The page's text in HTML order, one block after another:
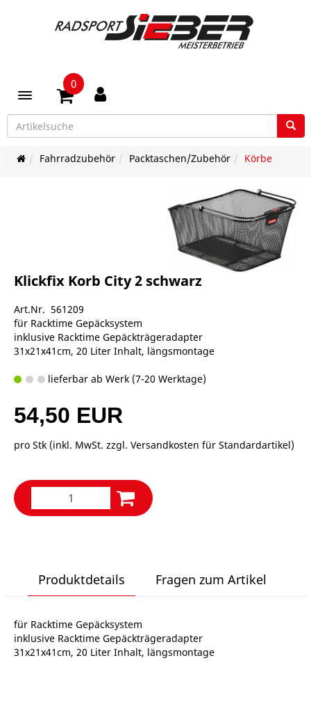
Toggle navigation
0
Fahrradzubehör Packtaschen/Zubehör Körbe
Klickfix Korb City 2 schwarz
Art.Nr. 561209
für Racktime Gepäcksystem
inklusive Racktime Gepäckträgeradapter
31x21x41cm, 20 Liter Inhalt, längsmontage
lieferbar ab Werk (7-20 Werktage)
54,50 EUR
pro Stk (inkl. MwSt. zzgl. Versandkosten für Standardartikel)
Produktdetails Fragen zum Artikel
für Racktime Gepäcksystem
inklusive Racktime Gepäckträgeradapter
31x21x41cm, 20 Liter Inhalt, längsmontage